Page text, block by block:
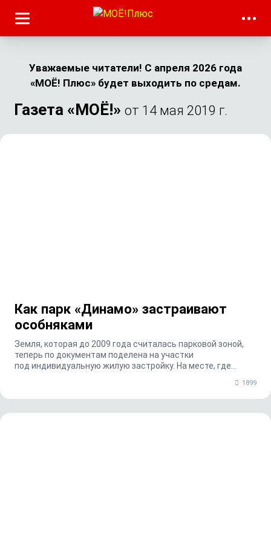
Уважаемые читатели! С апреля 2026 года
«МОЁ! Плюс» будет выходить по средам.
Газета «МОЁ!»от 14 мая 2019 г.
Как парк «Динамо» застраивают
особняками
Земля, которая до 2009 года считалась парковой зоной,
теперь по документам поделена на участки
под индивидуальную жилую застройку. На месте, где
1899